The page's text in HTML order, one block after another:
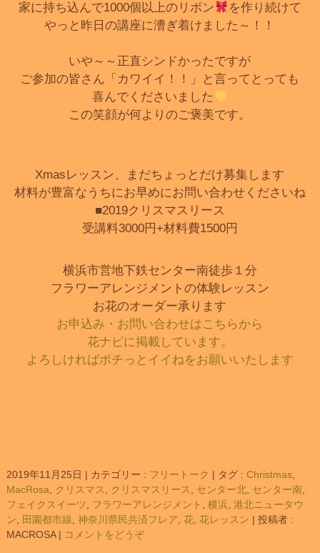
家に持ち込んで1000個以上のリボン
を作り続けて
やっと昨日の講座に漕ぎ着けました～！！
いや～～正直シンドかったですが
ご参加の皆さん「カワイイ！！」と言ってとっても
喜んでくださいました
この笑顔が何よりのご褒美です。
Xmasレッスン、まだちょっとだけ募集します
材料が豊富なうちにお早めにお問い合わせくださいね
■2019クリスマスリース
受講料3000円+材料費1500円
横浜市営地下鉄センター南徒歩１分
フラワーアレンジメントの体験レッスン
お花のオーダー承ります
お申込み・お問い合わせはこちらから
花ナビに掲載しています。
よろしければポチっとイイねをお願いいたします
2019年11月25日 | カテゴリー : フリートーク | タグ : Christmas,
MacRosa
クリスマス クリスマスリース センター北, センター南,
フェイクスイーツ
フラワーアレンジメント 横浜, 港北ニュータウ
ン
田園都市線 神奈川県民共済フレア 花, 花レッスン | 投稿者 :
MACROSA | コメントをどうぞ